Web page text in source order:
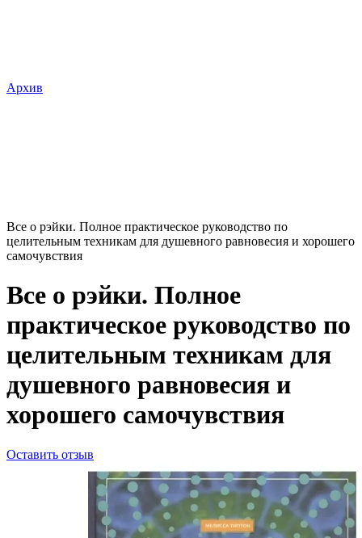
Архив
Все о рэйки. Полное практическое руководство по
целительным техникам для душевного равновесия и хорошего
самочувствия
Все о рэйки. Полное
практическое руководство по
целительным техникам для
душевного равновесия и
хорошего самочувствия
Оставить отзыв